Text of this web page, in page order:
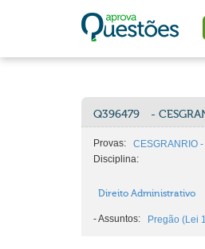
Q396479 -
Provas:
CESGRANRIO
Disciplina:
Direito Administrativo
-Assuntos: Pregão (Lei